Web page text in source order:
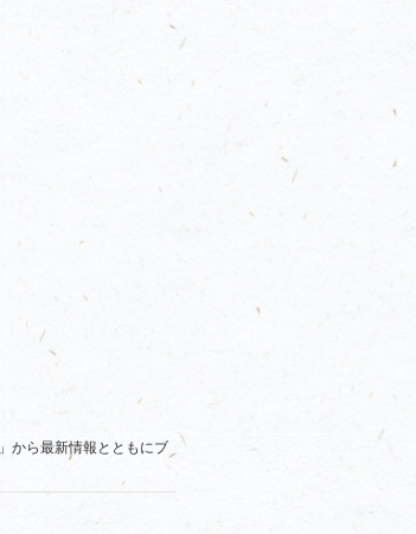
から最新情報とともにブ